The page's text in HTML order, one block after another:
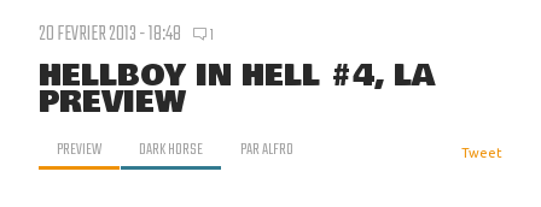
20 FEVRIER 2013 - 18:48 1
HELLBOY IN HELL #4, LA
PREVIEW
PREVIEW DARK HORSE PARALFRO Tweet